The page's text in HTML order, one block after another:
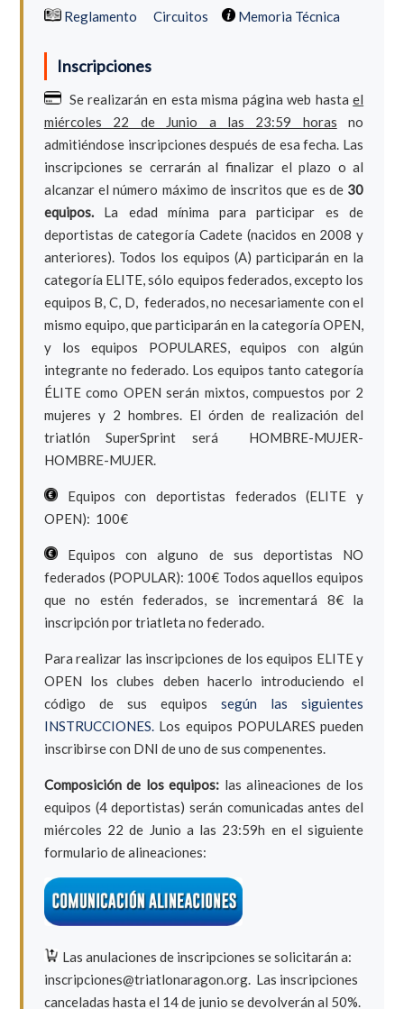
Reglamento Circuitos Memoria Técnica
Inscripciones
Se realizarán en esta misma página web hastael
miércoles 22 de Junio a las 23:59 horas no
admitiéndose inscripciones después de esa fecha. Las
inscripciones se cerrarán al finalizar el plazo o al
alcanzar el número máximo de inscritos que es de 30
equipos.La edad mínima para participar es de
deportistas de categoría Cadete (nacidos en 2008 y
anteriores). Todos los equipos (A) participarán en la
categoría ELITE, sólo equipos federados, excepto los
equipos B, C, D, federados, no necesariamente con el
mismo equipo, que participarán en la categoría OPEN,
y los equipos POPULARES, equipos con algún
integrante no federado. Los equipos tanto categoría
ÉLITE como OPEN serán mixtos, compuestos por 2
mujeres y 2 hombres. El órden de realización del
triatlón SuperSprint será HOMBRE-MUJER-
HOMBRE-MUJER.
Equipos con deportistas federados (ELITE y
OPEN): 100€
Equipos con alguno de sus deportistas NO
federados (POPULAR): 100€ Todos aquellos equipos
que no estén federados, se incrementará 8€ la
inscripción por triatleta no federado.
Para realizar las inscripciones de los equipos ELITE y
OPEN los clubes deben hacerlo introduciendo el
código de sus equipossegún las siguientes
INSTRUCCIONES. Los equipos POPULARES pueden
inscribirse con DNI de uno de sus compenentes.
Composición de los equipos: las alineaciones de los
equipos (4 deportistas) serán comunicadas antes del
miércoles 22 de Junio a las 23:59h en el siguiente
formulario de alineaciones:
Las anulaciones de inscripciones se solicitarán a:
inscripciones@triatlonaragon.org. Las inscripciones
canceladas hasta el 14 de junio se devolverán al 50%.